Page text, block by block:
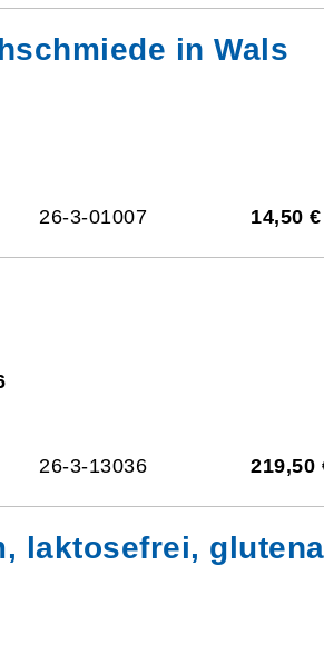
in Wals
26-3-01007 14,50 €
26-3-13036 219,50
laktosefrei,